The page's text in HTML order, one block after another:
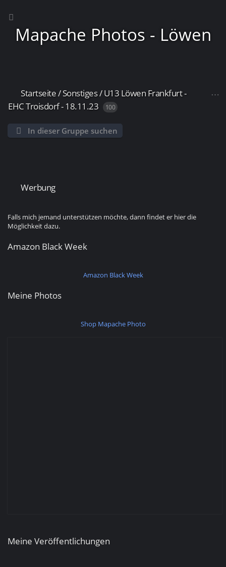
Mapache Photos - Löwen
Frankfurt
Startseite/Sonstiges/U13 Löwen Frankfurt -
EHC Troisdorf - 18.11.23
100
In dieser Gruppe suchen
Werbung
Falls mich jemand unterstützen möchte, dann findet er hier die
Möglichkeit dazu.
Amazon Black Week
Amazon Black Week
Meine Photos
Shop Mapache Photo
Meine Veröffentlichungen